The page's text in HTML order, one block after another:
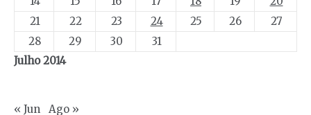
Julho 2014
21
22 23 24 25 26
27
28
29 30 31
« Jun Ago »